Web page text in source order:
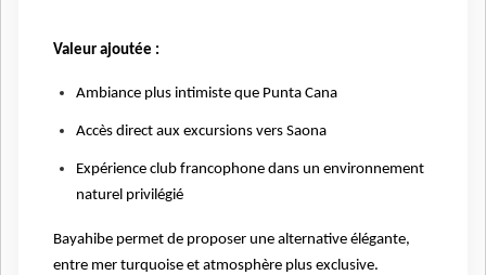
Valeur ajoutée :
Ambiance plus intimiste que Punta Cana
Accès direct aux excursions vers Saona
Expérience club francophone dans un environnement
naturel privilégié
Bayahibe permet de proposer une alternative élégante,
entre mer turquoise et atmosphère plus exclusive.